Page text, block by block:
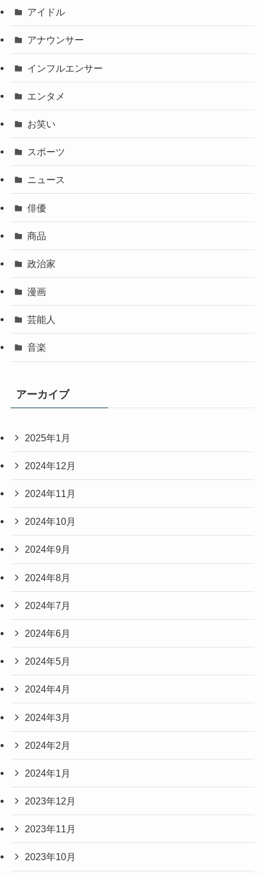
アイドル
アナウンサー
インフルエンサー
エンタメ
お笑い
スポーツ
ニュース
俳優
商品
政治家
漫画
芸能人
音楽
アーカイブ
2025年1月
2024年12月
2024年11月
2024年10月
2024年9月
2024年8月
2024年7月
2024年6月
2024年5月
2024年4月
2024年3月
2024年2月
2024年1月
2023年12月
2023年11月
2023年10月